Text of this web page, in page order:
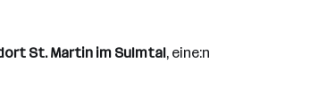
St. Martin im Sulmtal, eine:n